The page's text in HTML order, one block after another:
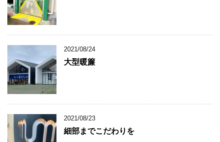
2021/08/24
大型暖簾
2021/08/23
細部までこだわりを